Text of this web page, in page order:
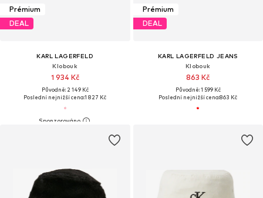
Prémium
DEAL
KARL LAGERFELD
Klobouk
1 934 Kč
Původně: 2 149 Kč
Poslední nejnižší cena:1 827 Kč
Prémium
DEAL
KARL LAGERFELD JEANS
Klobouk
863 Kč
Původně: 1 599 Kč
Poslední nejnižší cena:863 Kč